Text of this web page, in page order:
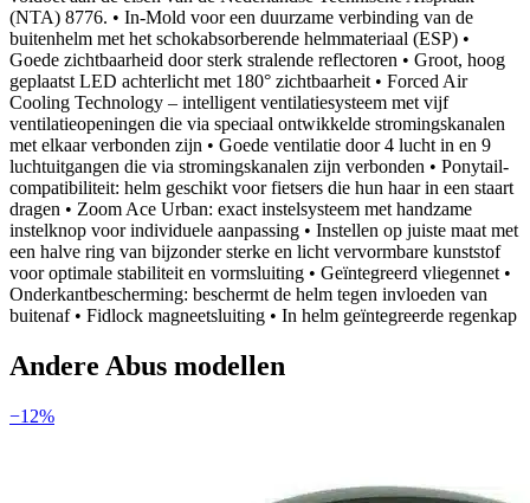
(NTA) 8776. • In-Mold voor een duurzame verbinding van de
buitenhelm met het schokabsorberende helmmateriaal (ESP) •
Goede zichtbaarheid door sterk stralende reflectoren • Groot, hoog
geplaatst LED achterlicht met 180° zichtbaarheit • Forced Air
Cooling Technology – intelligent ventilatiesysteem met vijf
ventilatieopeningen die via speciaal ontwikkelde stromingskanalen
met elkaar verbonden zijn • Goede ventilatie door 4 lucht in en 9
luchtuitgangen die via stromingskanalen zijn verbonden • Ponytail-
compatibiliteit: helm geschikt voor fietsers die hun haar in een staart
dragen • Zoom Ace Urban: exact instelsysteem met handzame
instelknop voor individuele aanpassing • Instellen op juiste maat met
een halve ring van bijzonder sterke en licht vervormbare kunststof
voor optimale stabiliteit en vormsluiting • Geïntegreerd vliegennet •
Onderkantbescherming: beschermt de helm tegen invloeden van
buitenaf • Fidlock magneetsluiting • In helm geïntegreerde regenkap
Andere Abus modellen
−12%